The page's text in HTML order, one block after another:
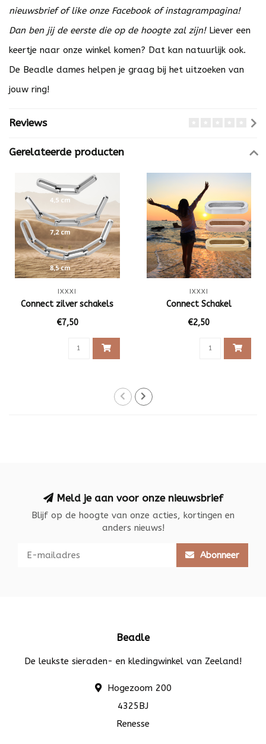
nieuwsbrief of like onze Facebook of instagrampagina!
Dan ben jij de eerste die op de hoogte zal zijn!Liever een
keertje naar onze winkel komen? Dat kan natuurlijk ook.
De Beadle dames helpen je graag bij het uitzoeken van
jouw ring!
Reviews
Gerelateerde producten
IXXXI
Connect zilver schakels
€7,50
IXXXI
Connect Schakel
€2,50
Meld je aan voor onze nieuwsbrief
Blijf op de hoogte van onze acties, kortingen en
anders nieuws!
Abonneer
Beadle
De leukste sieraden- en kledingwinkel van Zeeland!
Hogezoom 200
4325BJ
Renesse